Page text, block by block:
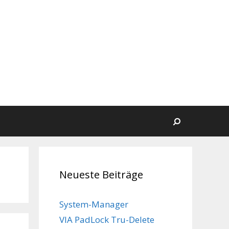
Suchen
Neueste Beiträge
System-Manager
VIA PadLock Tru-Delete